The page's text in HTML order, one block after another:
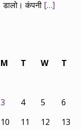
डालो। कंपनी […]
M
T W T
3
4 5 6
10
11 12 13